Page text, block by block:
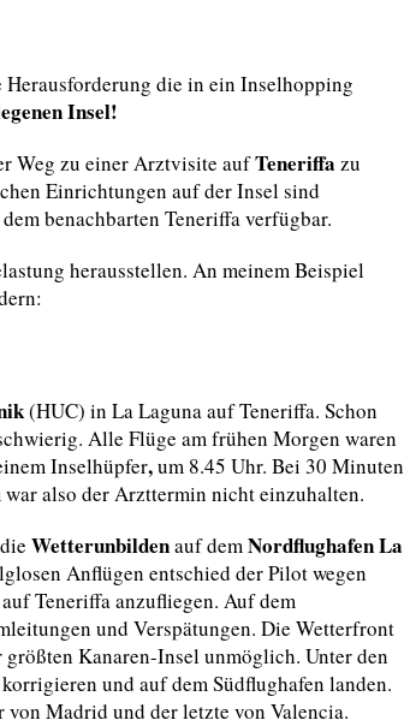
die in ein Inselhopping
Insel!
Weg zu einer Arztvisite aufTeneriffa zu
Einrichtungen auf der Insel sind
benachbarten Teneriffa verfügbar.
herausstellen. An meinem Beispiel
(HUC) in La Laguna auf Teneriffa. Schon
Alle Flüge am frühen Morgen waren
Inselhüpfer,um 8.45 Uhr. Bei 30 Minuten
also der Arzttermin nicht einzuhalten.
Wetterunbildenauf demNordflughafen La
Anflügen entschied der Pilot wegen
Teneriffa anzufliegen. Auf dem
und Verspätungen. Die Wetterfront
Kanaren-Insel unmöglich. Unter den
und auf dem Südflughafen landen.
von Madrid und der letzte von Valencia.